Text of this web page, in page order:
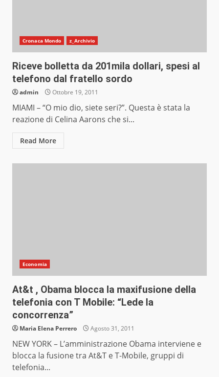
Cronaca Mondo z_Archivio
Riceve bolletta da 201mila dollari, spesi al
telefono dal fratello sordo
admin Ottobre 19, 2011
MIAMI – “O mio dio, siete seri?”. Questa è stata la
reazione di Celina Aarons che si...
Read More
Economia
At&t , Obama blocca la maxifusione della
telefonia con T Mobile: “Lede la
concorrenza”
Maria Elena Perrero Agosto 31, 2011
NEW YORK – L’amministrazione Obama interviene e
blocca la fusione tra At&T e T-Mobile, gruppi di
telefonia...